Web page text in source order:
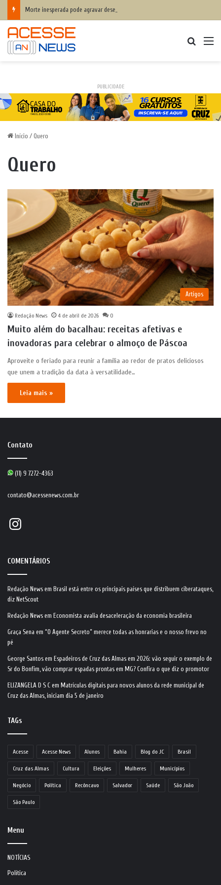
Morte inesperada pode agravar desequilíbrio financeiro das famílias
PUBLICIDADE
Início / Quero
Quero
Artigos
Redação News 4 de abril de 2026 0
Muito além do bacalhau: receitas afetivas e
inovadoras para celebrar o almoço de Páscoa
Aproveite o feriado para reunir a família ao redor de pratos deliciosos
que unem a tradição da data à versatilidade…
Leia mais »
Contato
(11) 9 7272-4363
contato@acessenews.com.br
Instagram
COMENTÁRIOS
Redação News em Brasil está entre os principais países que distribuem ciberataques,
diz NetScout
Redação News em Economista avalia desaceleração da economia brasileira
Graça Sena em “O Agente Secreto” merece todas as honrarias e o nosso frevo no
pé
George Santos em Espadeiros de Cruz das Almas em 2026: vão seguir o exemplo de
Sr do Bonfim, vão comprar espadas prontas em MG? Confira o que diz o promotor
ELIZANGELA D S C em Matrículas digitais para novos alunos da rede municipal de
Cruz das Almas, iniciam dia 5 de janeiro
TAGs
Acesse Acesse News Alunos Bahia Blog do JC Brasil
Cruz das Almas Cultura Eleições Mulheres Municípios
Negócio Política Recôncavo Salvador Saúde São João
São Paulo
Menu
NOTÍCIAS
Política